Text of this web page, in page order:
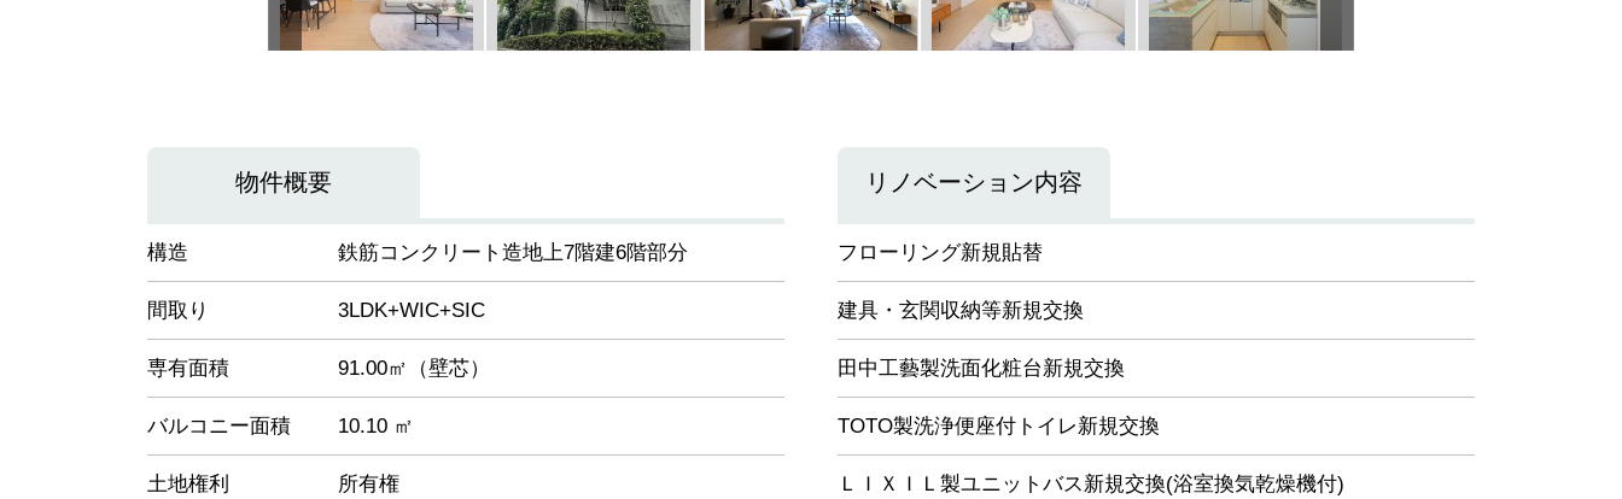
物件概要 リノベーション内容
構造 鉄筋コンクリート造地上7階建6階部分
間取り 3LDK+WIC+SIC
専有面積 91.00㎡（壁芯）
バルコニー面積 10.10 ㎡
土地権利 所有権
フローリング新規貼替
建具・玄関収納等新規交換
田中工藝製洗面化粧台新規交換
TOTO製洗浄便座付トイレ新規交換
ＬＩＸＩＬ製ユニットバス新規交換(浴室換気乾燥機付)